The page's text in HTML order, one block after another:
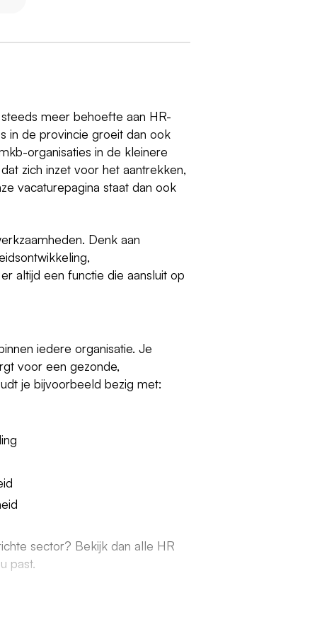
meer behoefte aan HR-
in de provincie groeit dan ook
organisaties in de kleinere
zich inzet voor het aantrekken,
vacaturepagina staat dan ook
Denk aan
altijd een functie die aansluit op
iedere organisatie. Je
voor een gezonde,
je bijvoorbeeld bezig met:
sector? Bekijk dan alle HR
past.